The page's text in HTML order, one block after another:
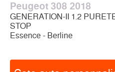
Peugeot 308 2018
GENERATION-II 1.2
STOP
Essence - Berline